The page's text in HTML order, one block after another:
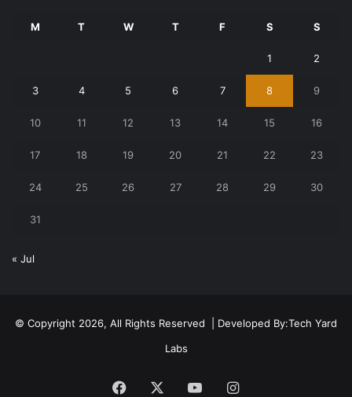
M T W T F S S
1 2
3 4 5 6 7 8 9
10 11 12 13 14 15 16
17 18 19 20 21 22 23
24 25 26 27 28 29 30
31
« Jul
© Copyright 2026, All Rights Reserved | Developed By:Tech Yard
Labs
Facebook YouTubeInstagram